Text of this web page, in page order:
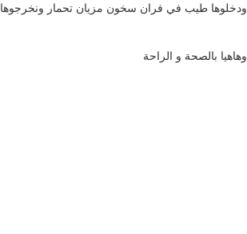
ودخلوها طيب في فران سخون مزيان تحمار ونخرجوها
وهاهيا بالصحة و الراحة